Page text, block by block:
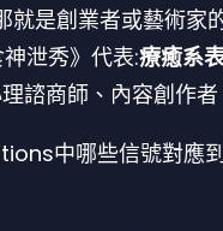
就是創業者或藝術家
泄秀》代表:療癒系
諮商師、內容創作
中哪些信號對應